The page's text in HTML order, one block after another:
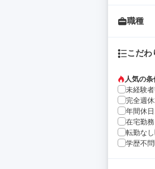
職種
こだわ
人気の条
未経験
完全週休
年間休
在宅勤
転勤なし
学歴不問